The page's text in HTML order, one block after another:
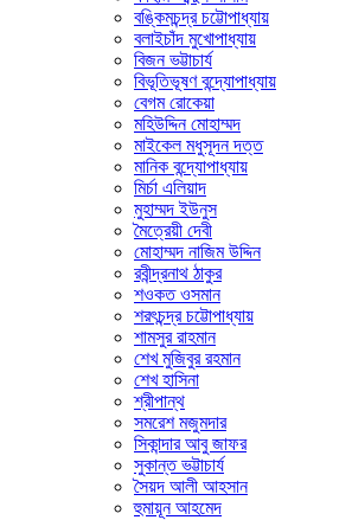
বঙ্কিমচন্দ্র চট্টোপাধ্যায়
বলাইচাঁদ মুখোপাধ্যায়
বিজন ভট্টাচার্য
বিভূতিভূষণ বন্দ্যোপাধ্যায়
বেগম রোকেয়া
মহিউদ্দিন মোহাম্মদ
মাইকেল মধুসূদন দত্ত
মানিক বন্দ্যোপাধ্যায়
মির্চা এলিয়াদ
মুহাম্মদ ইউনুস
মৈত্রেয়ী দেবী
মোহাম্মদ নাজিম উদ্দিন
রবীন্দ্রনাথ ঠাকুর
শওকত ওসমান
শরৎচন্দ্র চট্টোপাধ্যায়
শামসুর রাহমান
শেখ মুজিবুর রহমান
শেখ হাসিনা
শ্রীপান্থ
সমরেশ মজুমদার
সিকান্দার আবু জাফর
সুকান্ত ভট্টাচার্য
সৈয়দ আলী আহসান
হুমায়ূন আহমেদ